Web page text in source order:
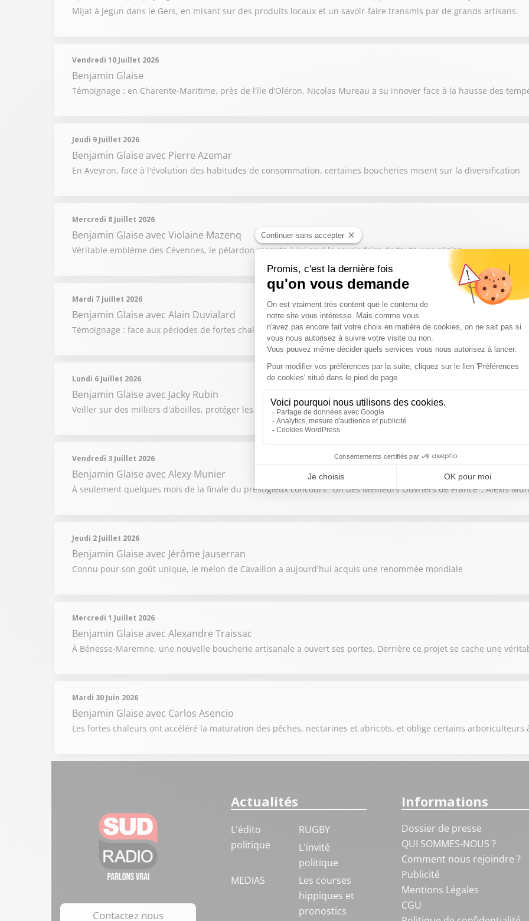
Mijat à Jegun dans le Gers, en misant sur des produits locaux et un savoir-faire transmis par de grands artisans.
Vendredi 10 Juillet 2026
Benjamin Glaise
Témoignage : en Charente-Maritime, près de l'île d’Oléron, Nicolas Mureau a su innover face à la hausse des
Jeudi 9 Juillet 2026
Benjamin Glaise avec Pierre Azemar
En Aveyron, face à l'évolution des habitudes de consommation, certaines boucheries misent sur la diversification
Mercredi 8 Juillet 2026
Benjamin Glaise avec Violaine Mazenq
Véritable emblème des Cévennes, le pélardon raconte à lui seul le savoir-faire de toute une région
Mardi 7 Juillet 2026
Benjamin Glaise avec Alain Duvialard
Témoignage : face aux périodes de fortes chaleurs, les éleveurs et agriculteurs s'adaptent en modifiant leurs
Lundi 6 Juillet 2026
Benjamin Glaise avec Jacky Rubin
Veiller sur des milliers d'abeilles, protéger les ruches et faire face à des récoltes de miel en baisse : le métier
Vendredi 3 Juillet 2026
Benjamin Glaise avec Alexy Munier
À seulement quelques mois de la finale du prestigieux concours "Un des Meilleurs Ouvriers de France", Alexis
Jeudi 2 Juillet 2026
Benjamin Glaise avec Jérôme Jauserran
Connu pour son goût unique, le melon de Cavaillon a aujourd'hui acquis une renommée mondiale
Mercredi 1 Juillet 2026
Benjamin Glaise avec Alexandre Traissac
À Bénesse-Maremne, une nouvelle boucherie artisanale a ouvert ses portes. Derrière ce projet se cache une
Mardi 30 Juin 2026
Benjamin Glaise avec Carlos Asencio
Les fortes chaleurs ont accéléré la maturation des pêches, nectarines et abricots, et oblige certains arboriculteurs
Contactez nous
Actualités
L'édito
politique
RUGBY
L'invité
politique
MEDIAS
Les courses
hippiques et
pronostics
Informations
Dossier de presse
QUI SOMMES-NOUS ?
Comment nous rejoindre ?
Publicité
Mentions Légales
CGU